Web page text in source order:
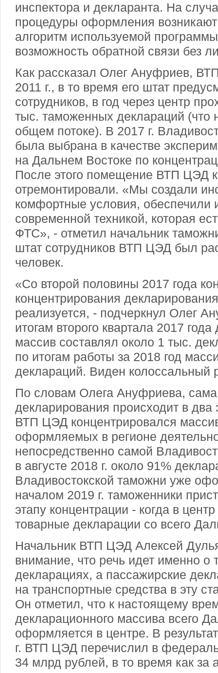
инспектора и декларанта. На
процедуры оформления
алгоритм используемой
возможность обратной связи без
Как рассказал Олег Ануфриев,
2011 г., в то время его штат
сотрудников, в год через центр
тыс. таможенных деклараций (что
общем потоке). В 2017 г.
была выбрана в качестве
на Дальнем Востоке по
После этого помещение ВТП ЦЭД
отремонтировали. «Мы создали
комфортные условия, обеспечили
современной техникой, которая
ФТС», - отметил начальник
штат сотрудников ВТП ЦЭД был
человек.
«Со второй половины 2017 года
концентрирования
реализуется, - подчеркнул Олег
итогам второго квартала 2017
массив составлял около 1 тыс.
по итогам работы за 2018 год
деклараций. Виден колоссальный
По словам Олега Ануфриева, сама
декларирования происходит в
ВТП ЦЭД концентрировался
оформляемых в регионе
непосредственно самой
в августе 2018 г. около 91%
Владивостокской таможни уже
началом 2019 г. таможенники
этапу концентрации - когда в
товарные декларации со всего
Начальник ВТП ЦЭД Алексей
внимание, что речь идет именно о
декларациях, а пассажирские
на транспортные средства в эту
Он отметил, что к настоящему
декларационного массива всего
оформляется в центре. В
г. ВТП ЦЭД перечислил в
34 млрд рублей, в то время как за